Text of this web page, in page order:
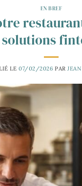
EN BREF
solutions
LE 07/02/2026 PAR